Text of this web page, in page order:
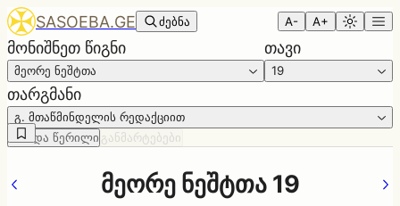
SASOEBA.GE ძებნა A- A+
მონიშნეთ წიგნი
მეორე ნეშტთა
თავი
19
თარგმანი
გ. მთაწმინდელის რედაქციით
წმინდა წერილი განმარტებები
მეორე ნეშტთა 19